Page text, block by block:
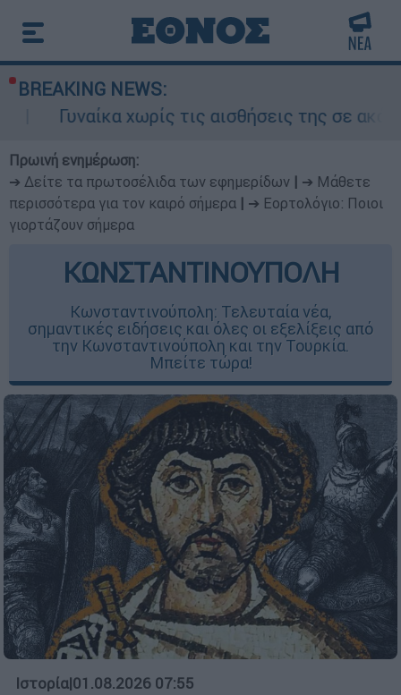
BREAKING NEWS:
χωρίς τις αισθήσεις της σε ακάλυπτο
Πρωινή ενημέρωση:
➔ Δείτε τα πρωτοσέλιδα των εφημερίδων
➔ Μάθετε
περισσότερα για τον καιρό σήμερα
➔ Εορτολόγιο: Ποιοι
γιορτάζουν σήμερα
ΚΩΝΣΤΑΝΤΙΝΟΥΠΟΛΗ
Κωνσταντινούπολη: Τελευταία νέα,
σημαντικές ειδήσεις και όλες οι εξελίξεις από
την Κωνσταντινούπολη και την Τουρκία.
Μπείτε τώρα!
Ιστορία|01.08.2026 07:55